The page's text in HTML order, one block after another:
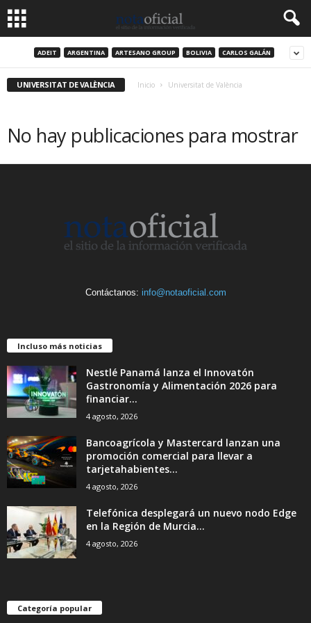
ADEIT ARGENTINA ARTESANO GROUP BOLIVIA CARLOS GALÁN
UNIVERSITAT DE VALÈNCIA Inicio Universitat de València
No hay publicaciones para mostrar
Contáctanos: info@notaoficial.com
Incluso más noticias
Nestlé Panamá lanza el Innovatón
Gastronomía y Alimentación 2026 para
financiar...
4 agosto, 2026
Bancoagrícola y Mastercard lanzan una
promoción comercial para llevar a
tarjetahabientes...
4 agosto, 2026
Telefónica desplegará un nuevo nodo Edge
en la Región de Murcia...
4 agosto, 2026
Categoría popular